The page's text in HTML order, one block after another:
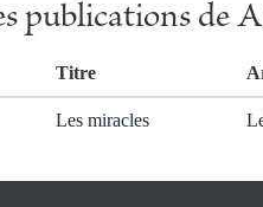
publications de
Titre
Les miracles